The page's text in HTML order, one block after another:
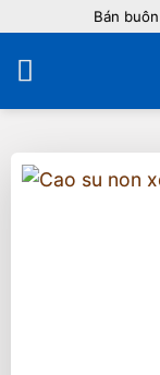
nội
dung
Bán